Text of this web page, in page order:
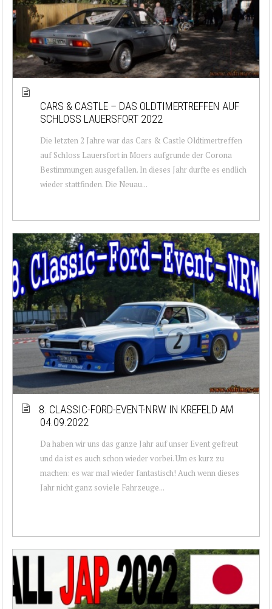
CARS & CASTLE – DAS OLDTIMERTREFFEN AUF
SCHLOSS LAUERSFORT 2022
Die letzten 2 Jahre war das Cars & Castle Oldtimertreffen
auf Schloss Lauersfort in Moers aufgrunde der Corona
Bestimmungen ausgefallen. In dieses Jahr durfte es endlich
wieder stattfinden. Die Neuau...
8. CLASSIC-FORD-EVENT-NRW IN KREFELD AM
04.09.2022
Da haben wir uns das ganze Jahr auf unser Event gefreut
und da ist es auch schon wieder vorbei. Um es kurz zu
machen: es war mal wieder fantastisch! Auch wenn dieses
Jahr nicht ganz soviele Fahrzeuge...